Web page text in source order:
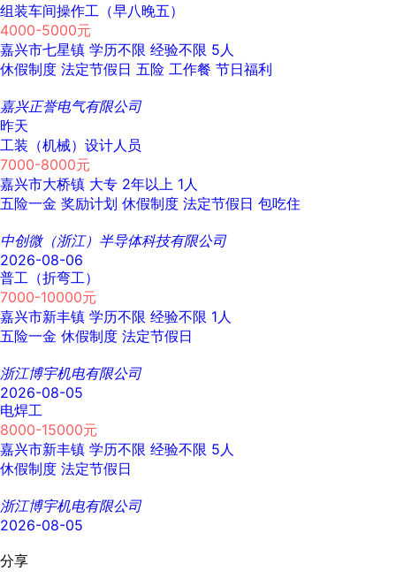
组装车间操作工（早八晚五）
4000-5000元
嘉兴市七星镇 学历不限 经验不限 5人
休假制度 法定节假日 五险 工作餐 节日福利
嘉兴正誉电气有限公司
昨天
工装（机械）设计人员
7000-8000元
嘉兴市大桥镇 大专 2年以上 1人
五险一金 奖励计划 休假制度 法定节假日 包吃住
中创微（浙江）半导体科技有限公司
2026-08-06
普工（折弯工）
7000-10000元
嘉兴市新丰镇 学历不限 经验不限 1人
五险一金 休假制度 法定节假日
浙江博宇机电有限公司
2026-08-05
电焊工
8000-15000元
嘉兴市新丰镇 学历不限 经验不限 5人
休假制度 法定节假日
浙江博宇机电有限公司
2026-08-05
分享